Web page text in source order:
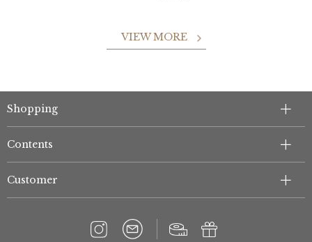
VIEW MORE
Shopping
Contents
Customer